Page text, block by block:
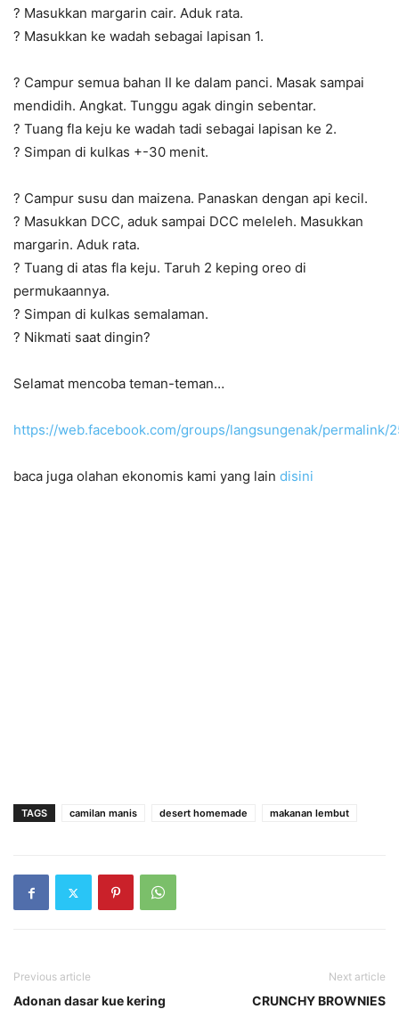
? Masukkan margarin cair. Aduk rata.
? Masukkan ke wadah sebagai lapisan 1.
? Campur semua bahan II ke dalam panci. Masak sampai
mendidih. Angkat. Tunggu agak dingin sebentar.
? Tuang fla keju ke wadah tadi sebagai lapisan ke 2.
? Simpan di kulkas +-30 menit.
? Campur susu dan maizena. Panaskan dengan api kecil.
? Masukkan DCC, aduk sampai DCC meleleh. Masukkan
margarin. Aduk rata.
? Tuang di atas fla keju. Taruh 2 keping oreo di
permukaannya.
? Simpan di kulkas semalaman.
? Nikmati saat dingin?
Selamat mencoba teman-teman…
https://web.facebook.com/groups/langsungenak/permalink/
baca juga olahan ekonomis kami yang lain disini
TAGS camilan manis desert homemade makanan lembut
Previous article
Adonan dasar kue kering
Next article
CRUNCHY BROWNIES